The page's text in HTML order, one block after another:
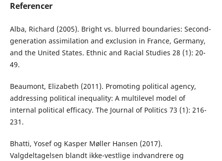
Referencer
Alba, Richard (2005). Bright vs. blurred boundaries: Second-
generation assimilation and exclusion in France, Germany,
and the United States. Ethnic and Racial Studies 28 (1): 20-
49.
Beaumont, Elizabeth (2011). Promoting political agency,
addressing political inequality: A multilevel model of
internal political efficacy. The Journal of Politics 73 (1): 216-
231.
Bhatti, Yosef og Kasper Møller Hansen (2017).
Valgdeltagelsen blandt ikke-vestlige indvandrere og